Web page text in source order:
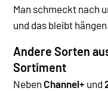
Man schmeckt nach
und das bleibt
Andere Sorten
Sortiment
Neben Channel+ und